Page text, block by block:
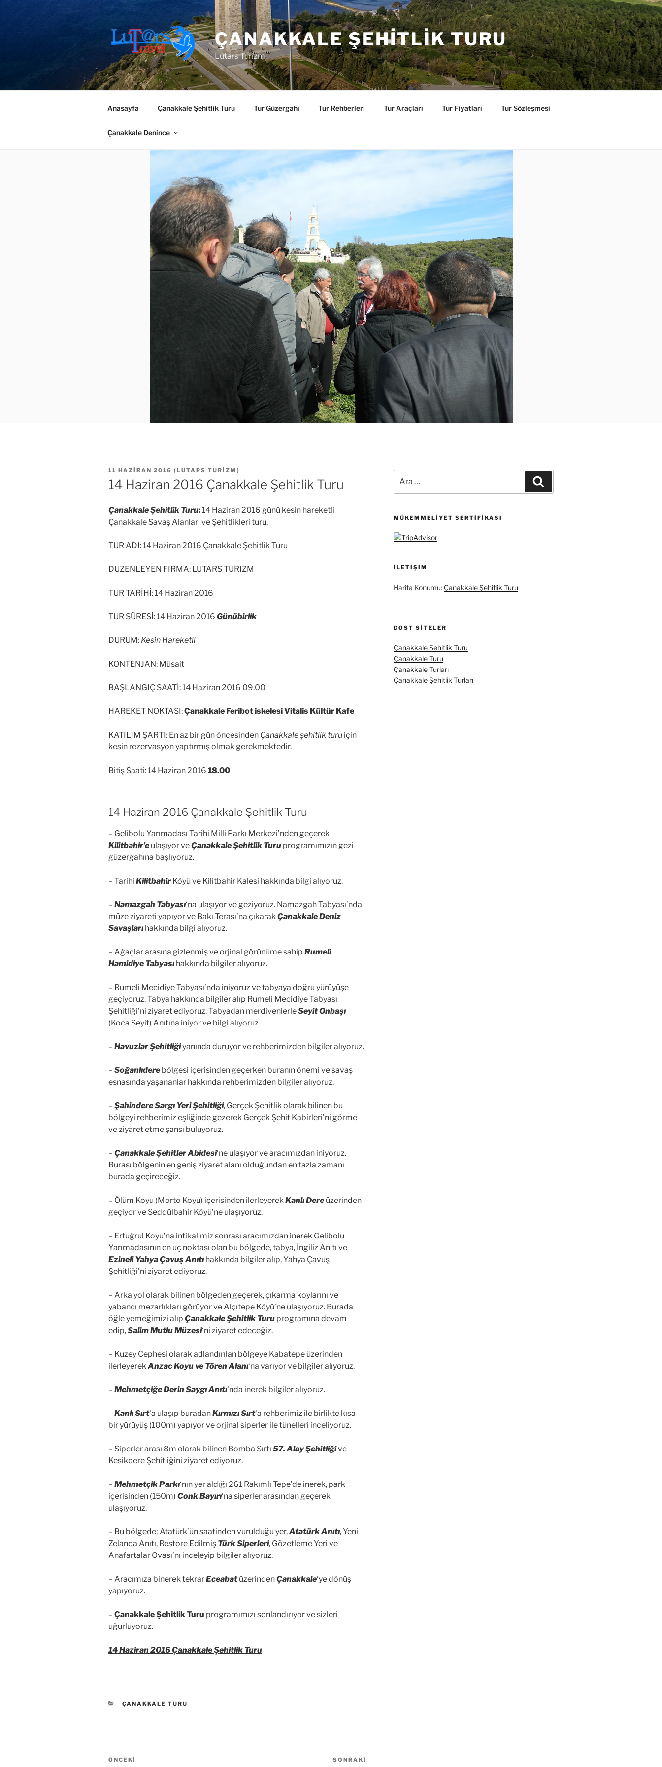
ÇANAKKALE ŞEHITLIK TURU
Lutars Turizm
Anasayfa Çanakkale Şehitlik Turu Tur Güzergahı Tur Rehberleri Tur Araçları Tur Fiyatları Tur Sözleşmesi
Çanakkale Denince
YAYIM
TARIHI
11 HAZIRAN 2016 ( LUTARS TURIZM )
14 Haziran 2016 Çanakkale Şehitlik Turu
Çanakkale Şehitlik Turu:14 Haziran 2016 günü kesin hareketli
Çanakkale Savaş Alanları ve Şehitlikleri turu.
TUR ADI: 14 Haziran 2016 Çanakkale Şehitlik Turu
DÜZENLEYEN FİRMA: LUTARS TURİZM
TUR TARİHİ: 14 Haziran 2016
TUR SÜRESİ: 14 Haziran 2016 Günübirlik
DURUM: Kesin Hareketli
KONTENJAN: Müsait
BAŞLANGIÇ SAATİ: 14 Haziran 2016 09.00
HAREKET NOKTASI:Çanakkale Feribot iskelesi Vitalis Kültür Kafe
KATILIM ŞARTI: En az bir gün öncesinden Çanakkale şehitlik turu için
kesin rezervasyon yaptırmış olmak gerekmektedir.
Bitiş Saati: 14 Haziran 2016 18.00
14 Haziran 2016 Çanakkale Şehitlik Turu
– Gelibolu Yarımadası Tarihi Milli Parkı Merkezi’nden geçerek
Kilitbahir’e ulaşıyor veÇanakkale Şehitlik Turu programımızın gezi
güzergahına başlıyoruz.
– Tarihi KilitbahirKöyü ve Kilitbahir Kalesi hakkında bilgi alıyoruz.
– Namazgah Tabyası‘na ulaşıyor ve geziyoruz. Namazgah Tabyası’nda
müze ziyareti yapıyor ve Bakı Terası’na çıkarak Çanakkale Deniz
Savaşları hakkında bilgi alıyoruz.
– Ağaçlar arasına gizlenmiş ve orjinal görünüme sahip Rumeli
Hamidiye Tabyası hakkında bilgiler alıyoruz.
– Rumeli Mecidiye Tabyası’nda iniyoruz ve tabyaya doğru yürüyüşe
geçiyoruz. Tabya hakkında bilgiler alıp Rumeli Mecidiye Tabyası
Şehitliği’ni ziyaret ediyoruz. Tabyadan merdivenlerleSeyit Onbaşı
(Koca Seyit) Anıtına iniyor ve bilgi alıyoruz.
– Havuzlar Şehitliğiyanında duruyor ve rehberimizden bilgiler alıyoruz.
– Soğanlıdere bölgesi içerisinden geçerken buranın önemi ve savaş
esnasında yaşananlar hakkında rehberimizden bilgiler alıyoruz.
– Şahindere Sargı Yeri Şehitliği, Gerçek Şehitlik olarak bilinen bu
bölgeyi rehberimiz eşliğinde gezerek Gerçek Şehit Kabirleri’ni görme
ve ziyaret etme şansı buluyoruz.
– Çanakkale Şehitler Abidesi‘ne ulaşıyor ve aracımızdan iniyoruz.
Burası bölgenin en geniş ziyaret alanı olduğundan en fazla zamanı
burada geçireceğiz.
– Ölüm Koyu (Morto Koyu) içerisinden ilerleyerek Kanlı Dere üzerinden
geçiyor ve Seddülbahir Köyü’ne ulaşıyoruz.
– Ertuğrul Koyu’na intikalimiz sonrası aracımızdan inerek Gelibolu
Yarımadasının en uç noktası olan bu bölgede, tabya, İngiliz Anıtı ve
Ezineli Yahya Çavuş Anıtı hakkında bilgiler alıp, Yahya Çavuş
Şehitliği’ni ziyaret ediyoruz.
– Arka yol olarak bilinen bölgeden geçerek, çıkarma koylarını ve
yabancı mezarlıkları görüyor ve Alçıtepe Köyü’ne ulaşıyoruz. Burada
öğle yemeğimizi alıp Çanakkale Şehitlik Turu programına devam
edip,Salim Mutlu Müzesi‘ni ziyaret edeceğiz.
– Kuzey Cephesi olarak adlandırılan bölgeye Kabatepe üzerinden
ilerleyerek Anzac Koyu ve Tören Alanı‘na varıyor ve bilgiler alıyoruz.
– Mehmetçiğe Derin Saygı Anıtı‘nda inerek bilgiler alıyoruz.
– Kanlı Sırt‘a ulaşıp buradanKırmızı Sırt‘a rehberimiz ile birlikte kısa
bir yürüyüş (100m) yapıyor ve orjinal siperler ile tünelleri inceliyoruz.
– Siperler arası 8m olarak bilinen Bomba Sırtı 57. Alay Şehitliğive
Kesikdere Şehitliğini ziyaret ediyoruz.
– Mehmetçik Parkı‘nın yer aldığı 261 Rakımlı Tepe’de inerek, park
içerisinden (150m) Conk Bayırı‘na siperler arasından geçerek
ulaşıyoruz.
– Bu bölgede; Atatürk’ün saatinden vurulduğu yer,Atatürk Anıtı, Yeni
Zelanda Anıtı, Restore Edilmiş Türk Siperleri, Gözetleme Yeri ve
Anafartalar Ovası’nı inceleyip bilgiler alıyoruz.
– Aracımıza binerek tekrarEceabatüzerindenÇanakkale‘ye dönüş
yapıyoruz.
– Çanakkale Şehitlik Turu programımızı sonlandırıyor ve sizleri
uğurluyoruz.
14 Haziran 2016 Çanakkale Şehitlik Turu
KATEGORILER
ÇANAKKALE TURU
Yazı
Önceki
ÖNCEKI SONRAKI
MÜKEMMELIYET SERTIFIKASI
İLETIŞIM
Harita Konumu: Çanakkale Şehitlik Turu
DOST SITELER
Çanakkale Şehitlik Turu
Çanakkale Turu
Çanakkale Turları
Çanakkale Şehitlik Turları